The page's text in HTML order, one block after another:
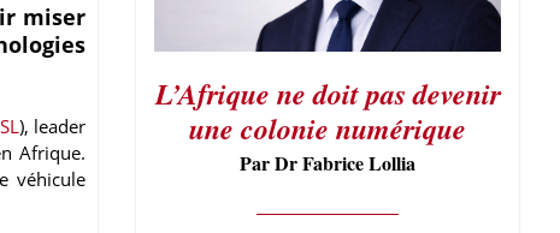
miser
), leader
Afrique.
véhicule
L’Afrique ne doit pas devenir
une colonie numérique
Par Dr Fabrice Lollia